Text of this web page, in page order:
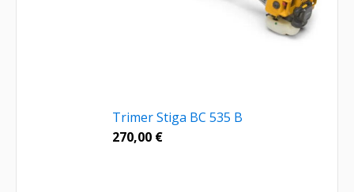
Trimer Stiga BC 535 B
270,00 €